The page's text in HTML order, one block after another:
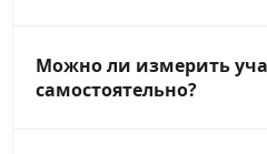
Можно ли измерить
самостоятельно?